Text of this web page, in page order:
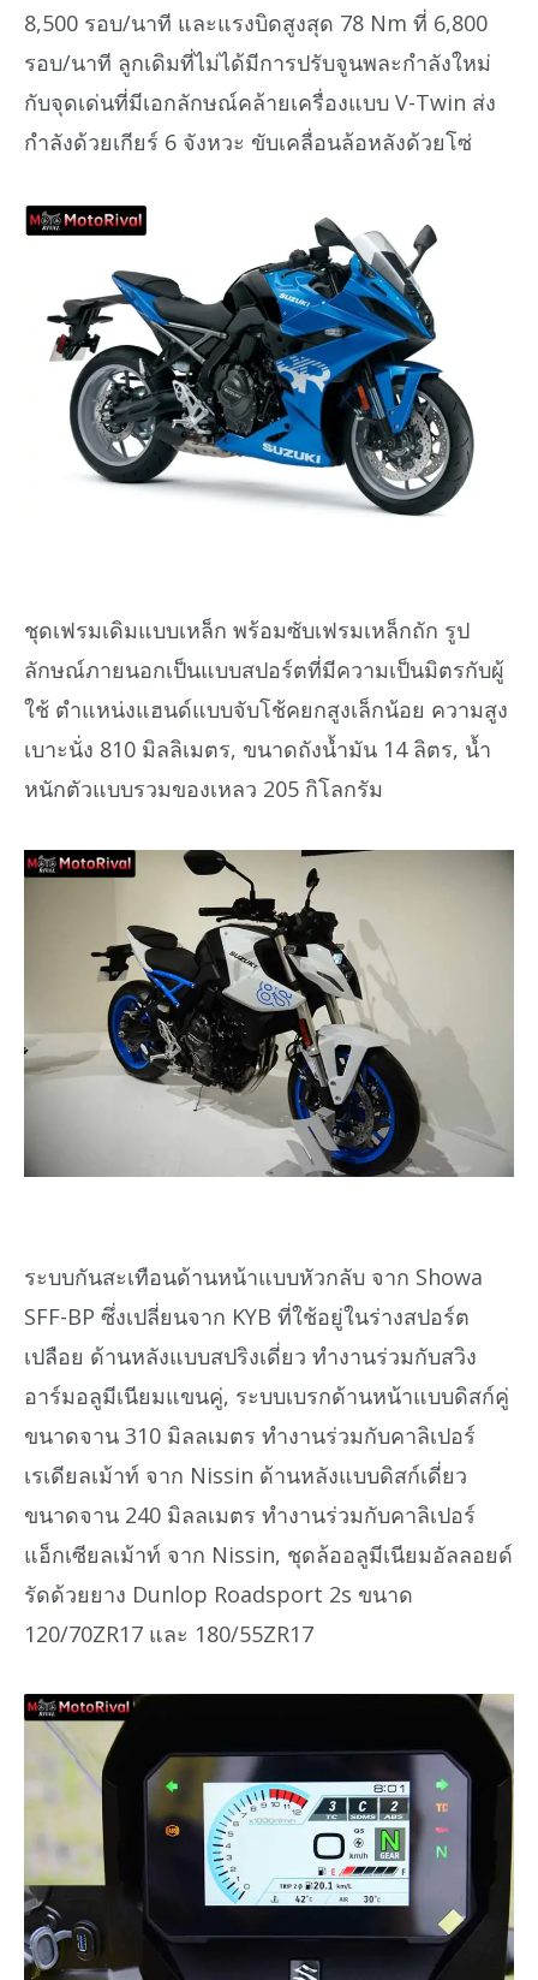
8,500 รอบ/นาที และแรงบิดสูงสุด 78 Nm ที่ 6,800
รอบ/นาที ลูกเดิมที่ไม่ได้มีการปรับจูนพละกำลังใหม่
กับจุดเด่นที่มีเอกลักษณ์คล้ายเครื่องแบบ V-Twin ส่ง
กำลังด้วยเกียร์ 6 จังหวะ ขับเคลื่อนล้อหลังด้วยโซ่
ชุดเฟรมเดิมแบบเหล็ก พร้อมซับเฟรมเหล็กถัก รูป
ลักษณ์ภายนอกเป็นแบบสปอร์ตที่มีความเป็นมิตรกับผู้
ใช้ ตำแหน่งแฮนด์แบบจับโช้คยกสูงเล็กน้อย ความสูง
เบาะนั่ง 810 มิลลิเมตร, ขนาดถังน้ำมัน 14 ลิตร, น้ำ
หนักตัวแบบรวมของเหลว 205 กิโลกรัม
ระบบกันสะเทือนด้านหน้าแบบหัวกลับ จาก Showa
SFF-BP ซึ่งเปลี่ยนจาก KYB ที่ใช้อยู่ในร่างสปอร์ต
เปลือย ด้านหลังแบบสปริงเดี่ยว ทำงานร่วมกับสวิง
อาร์มอลูมีเนียมแขนคู่, ระบบเบรกด้านหน้าแบบดิสก์คู่
ขนาดจาน 310 มิลลเมตร ทำงานร่วมกับคาลิเปอร์
เรเดียลเม้าท์ จาก Nissin ด้านหลังแบบดิสก์เดี่ยว
ขนาดจาน 240 มิลลเมตร ทำงานร่วมกับคาลิเปอร์
แอ็กเซียลเม้าท์ จาก Nissin, ชุดล้ออลูมีเนียมอัลลอยด์
รัดด้วยยาง Dunlop Roadsport 2s ขนาด
120/70ZR17 และ 180/55ZR17